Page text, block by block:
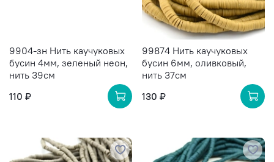
9904-зн Нить каучуковых
бусин 4мм, зеленый неон,
нить 39см
110 ₽
99874 Нить каучуковых
бусин 6мм, оливковый,
нить 37см
130 ₽